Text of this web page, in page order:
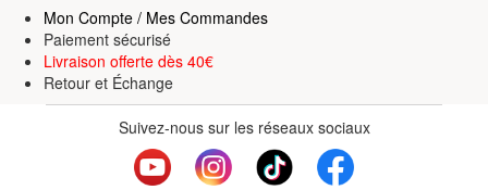
Mon Compte / Mes Commandes
Paiement sécurisé
Livraison offerte dès 40€
Retour et Échange
Suivez-nous sur les réseaux sociaux